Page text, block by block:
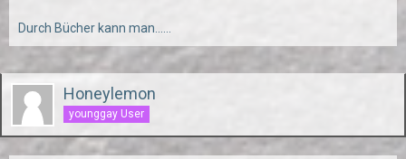
Durch Bücher kann man......
Honeylemon
younggay User